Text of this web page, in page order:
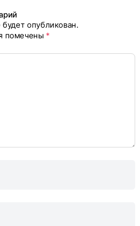
опубликован.
помечены*